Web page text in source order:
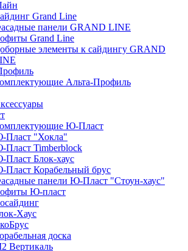
Grand Line
панели GRAND LINE
Grand Line
элементы к сайдингу GRAND
Альта-Профиль
Ю-Пласт
Пласт "Хокла"
Пласт Timberblock
Блок-хаус
Корабельный брус
панели Ю-Пласт "Стоун-хаус"
Ю-пласт
Хаус
доска
Вертикаль